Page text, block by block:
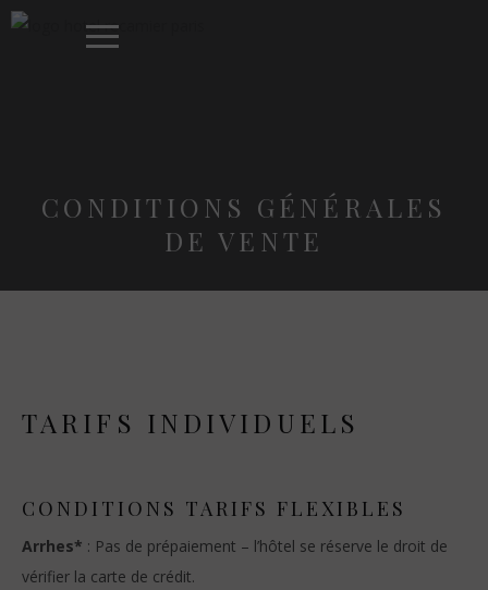
CONDITIONS GÉNÉRALES
DE VENTE
TARIFS INDIVIDUELS
CONDITIONS TARIFS FLEXIBLES
Arrhes* : Pas de prépaiement – l’hôtel se réserve le droit de
vérifier la carte de crédit.